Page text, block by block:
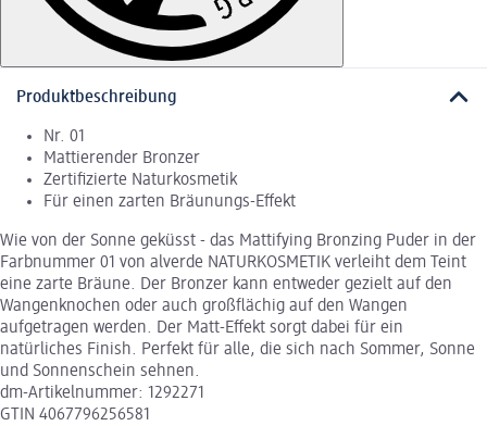
Produktbeschreibung
Nr. 01
Mattierender Bronzer
Zertifizierte Naturkosmetik
Für einen zarten Bräunungs-Effekt
Wie von der Sonne geküsst - das Mattifying Bronzing Puder in der
Farbnummer 01 von alverde NATURKOSMETIK verleiht dem Teint
eine zarte Bräune. Der Bronzer kann entweder gezielt auf den
Wangenknochen oder auch großflächig auf den Wangen
aufgetragen werden. Der Matt-Effekt sorgt dabei für ein
natürliches Finish. Perfekt für alle, die sich nach Sommer, Sonne
und Sonnenschein sehnen.
dm-Artikelnummer: 1292271
GTIN 4067796256581